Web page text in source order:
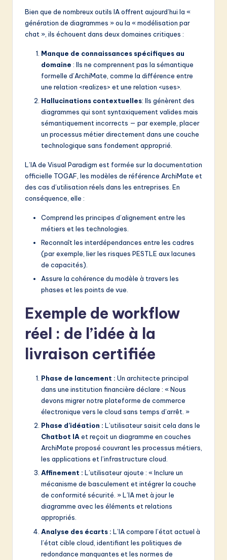
Bien que de nombreux outils IA offrent aujourd’hui la «
génération de diagrammes » ou la « modélisation par
chat », ils échouent dans deux domaines critiques :
Manque de connaissances spécifiques au
domaine : Ils ne comprennent pas la sémantique
formelle d’ArchiMate, comme la différence entre
une relation <realizes> et une relation <uses>.
Hallucinations contextuelles: Ils génèrent des
diagrammes qui sont syntaxiquement valides mais
sémantiquement incorrects — par exemple, placer
un processus métier directement dans une couche
technologique sans fondement approprié.
L’IA de Visual Paradigm est formée sur la documentation
officielle TOGAF, les modèles de référence ArchiMate et
des cas d’utilisation réels dans les entreprises. En
conséquence, elle :
Comprend les principes d’alignement entre les
métiers et les technologies.
Reconnaît les interdépendances entre les cadres
(par exemple, lier les risques PESTLE aux lacunes
de capacités).
Assure la cohérence du modèle à travers les
phases et les points de vue.
Exemple de workflow
réel : de l’idée à la
livraison certifiée
Phase de lancement : Un architecte principal
dans une institution financière déclare : « Nous
devons migrer notre plateforme de commerce
électronique vers le cloud sans temps d’arrêt. »
Phase d’idéation : L’utilisateur saisit cela dans le
Chatbot IAet reçoit un diagramme en couches
ArchiMate proposé couvrant les processus métiers,
les applications et l’infrastructure cloud.
Affinement : L’utilisateur ajoute : « Inclure un
mécanisme de basculement et intégrer la couche
de conformité sécurité. » L’IA met à jour le
diagramme avec les éléments et relations
appropriés.
Analyse des écarts : L’IA compare l’état actuel à
l’état cible cloud, identifiant les politiques de
redondance manquantes et les normes de